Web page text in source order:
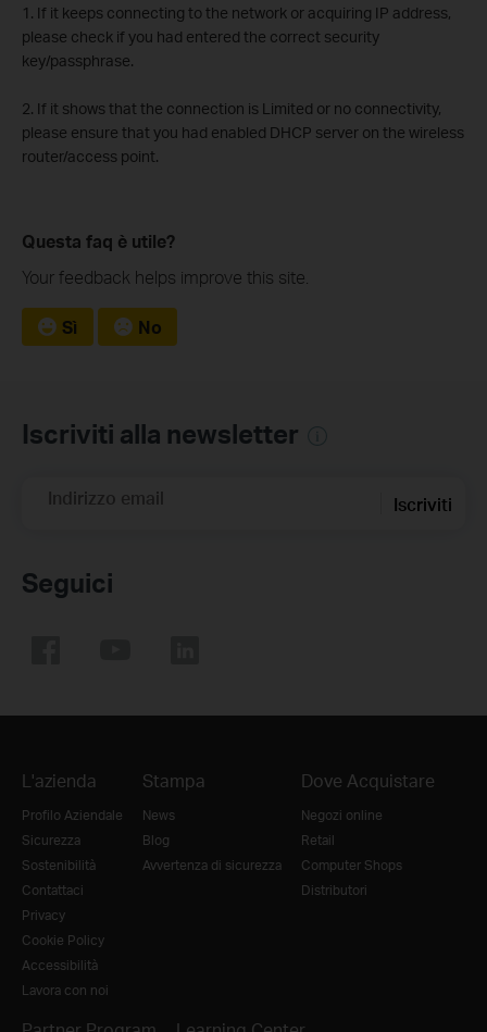
1. If it keeps connecting to the network or acquiring IP address,
please check if you had entered the correct security
key/passphrase.
2. If it shows that the connection is Limited or no connectivity,
please ensure that you had enabled DHCP server on the wireless
router/access point.
Questa faq è utile?
Your feedback helps improve this site.
Sì No
Iscriviti alla newsletter
Indirizzo email Iscriviti
Seguici
L'azienda
Profilo Aziendale
Sicurezza
Sostenibilità
Contattaci
Privacy
Cookie Policy
Accessibilità
Lavora con noi
Stampa
News
Blog
Avvertenza di sicurezza
Dove Acquistare
Negozi online
Retail
Computer Shops
Distributori